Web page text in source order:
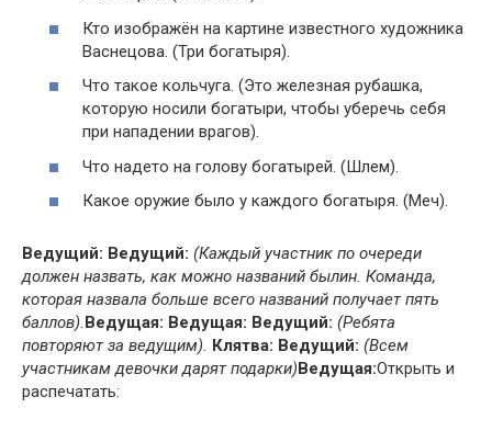
Кто изображён на картине известного художника
Васнецова. (Три богатыря).
Что такое кольчуга. (Это железная рубашка,
которую носили богатыри, чтобы уберечь себя
при нападении врагов).
Что надето на голову богатырей. (Шлем).
Какое оружие было у каждого богатыря. (Меч).
Ведущий: Ведущий: (Каждый участник по очереди
должен назвать, как можно названий былин. Команда,
которая назвала больше всего названий получает пять
баллов). Ведущая: Ведущая: Ведущий: (Ребята
повторяют за ведущим). Клятва: Ведущий: (Всем
участникам девочки дарят подарки) Ведущая:Открыть и
распечатать: